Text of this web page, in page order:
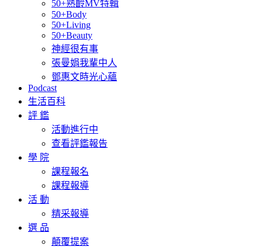
50+熟齡MV特輯
50+Body
50+Living
50+Beauty
神經很有事
張曼娟我輩中人
鄧惠文時光心蘊
Podcast
生活百科
評 鑑
活動進行中
查看評鑑報告
學 院
課程報名
課程報導
活 動
精采報導
選 品
顛覆提案